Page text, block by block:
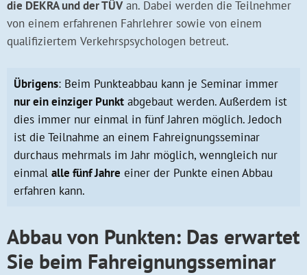
die DEKRA und der TÜVan. Dabei werden die Teilnehmer
von einem erfahrenen Fahrlehrer sowie von einem
qualifiziertem Verkehrspsychologen betreut.
Übrigens: Beim Punkteabbau kann je Seminar immer
nur ein einziger Punkt abgebaut werden. Außerdem ist
dies immer nur einmal in fünf Jahren möglich. Jedoch
ist die Teilnahme an einem Fahreignungsseminar
durchaus mehrmals im Jahr möglich, wenngleich nur
einmal alle fünf Jahre einer der Punkte einen Abbau
erfahren kann.
Abbau von Punkten: Das erwartet
Sie beim Fahreignungsseminar